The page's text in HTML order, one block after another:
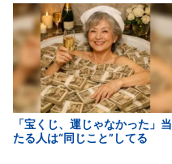
「宝くじ、運じゃなかった」当
たる人は“同じこと”してる